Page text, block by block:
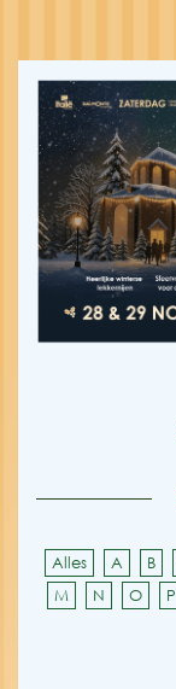
Alles A B
M
N O P